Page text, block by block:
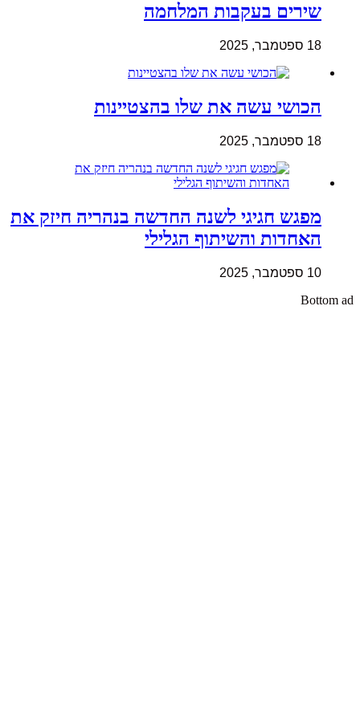
שירים בעקבות המלחמה
18 ספטמבר, 2025
הכושי עשה את שלו בהצטיינות
18 ספטמבר, 2025
מפגש חגיגי לשנה החדשה בנהריה חיזק את
האחדות והשיתוף הגלילי
10 ספטמבר, 2025
Bottom ad